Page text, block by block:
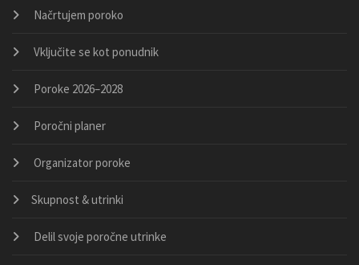
Načrtujem poroko
Vključite se kot ponudnik
Poroke 2026–2028
Poročni planer
Organizator poroke
Skupnost & utrinki
Delil svoje poročne utrinke